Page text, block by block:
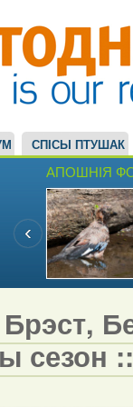
СПІСЫ ПТУШАК
АПОШНІЯ
сезон